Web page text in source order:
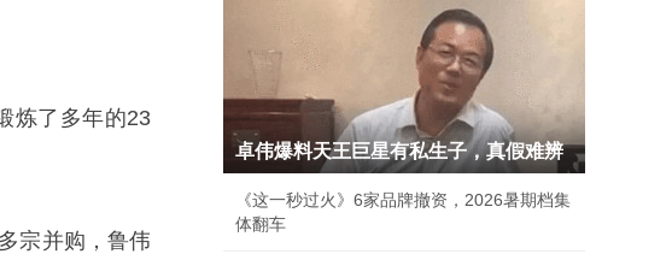
炼了多年的23
宗并购，鲁伟
卓伟爆料天王巨星有私生子，真假难辨
《这一秒过火》6家品牌撤资，2026暑期档集
体翻车